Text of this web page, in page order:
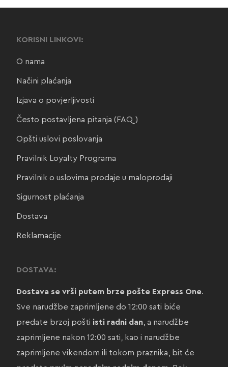
KORISNI LINKOVI:
O nama
Načini plaćanja
Izjava o povjerljivosti
Često postavljena pitanja (FAQ)
Opšti uslovi poslovanja
Pravilnik Loyalty Programa
Pravilnik o uslovima prodaje u maloprodaji
Sigurnost plaćanja
Dostava
Reklamacije
DOSTAVA:
Dostava se vrši putem brze pošte Express One.
Sve narudžbe zaprimljene do 12:00 sati biće
predate brzoj pošti isti radni dan, a narudžbe
zaprimljene nakon 12:00 sati, kao i narudžbe
zaprimljene vikendom ili tokom praznika, bit će